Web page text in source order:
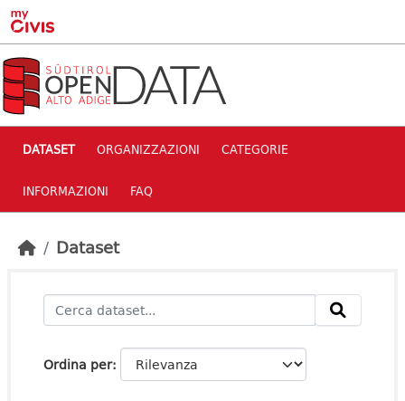
Skip to main content
DATASET ORGANIZZAZIONI CATEGORIE
INFORMAZIONI FAQ
Dataset
Ordina per